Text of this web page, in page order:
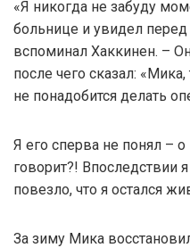
«Я никогда не забуду
больнице и увидел перед
вспоминал Хаккинен. –
после чего сказал:
не понадобится делать
Я его сперва не понял –
говорит?! Впоследствии
повезло, что я остался
За зиму Мика